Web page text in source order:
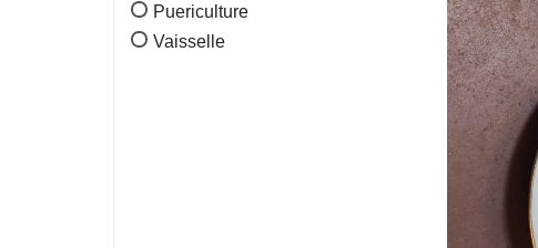
Puericulture
Vaisselle